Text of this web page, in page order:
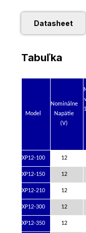
Datasheet
Tabuľka
Model
Nominálne
Napätie
(V)
XP12-100 12
XP12-150 12
XP12-210 12
XP12-300 12
XP12-350 12